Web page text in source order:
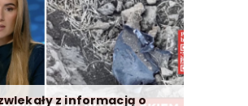
z informacją o